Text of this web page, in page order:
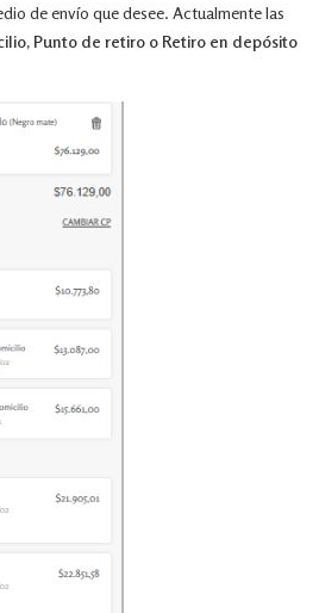
de envío que desee. Actualmente las
Punto de retiro o Retiro en depósito